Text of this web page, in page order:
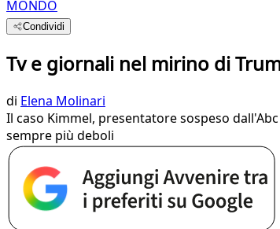
MONDO
Condividi
Tv e giornali nel mirino di
di Elena Molinari
Il caso Kimmel, presentatore sospeso
sempre più deboli